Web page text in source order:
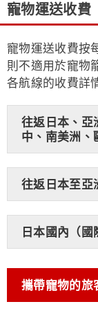
寵物運送收費
寵物運送收費按
則不適用於寵物
各航線的收費詳
往返日本、亞
中、南美洲、
往返日本至亞
日本國內（國
攜帶寵物的旅